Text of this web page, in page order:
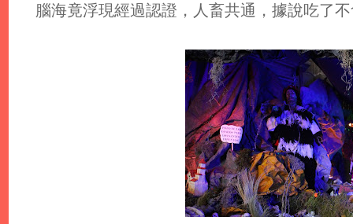
腦海竟浮現經過認證，人畜共通，據說吃了